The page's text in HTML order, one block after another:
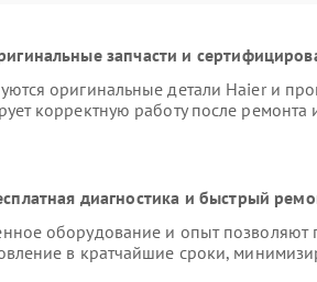
запчасти и
оригинальные детали Haier и
корректную работу после
диагностика и быстрый
оборудование и опыт позволяют
в кратчайшие сроки,